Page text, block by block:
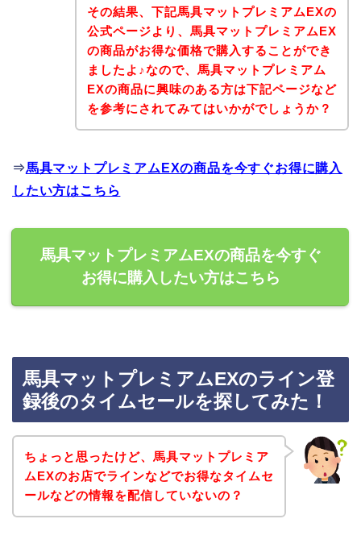
その結果、下記馬具マットプレミアムEXの
公式ページより、馬具マットプレミアムEX
の商品がお得な価格で購入することができ
ましたよ♪なので、馬具マットプレミアム
EXの商品に興味のある方は下記ページなど
を参考にされてみてはいかがでしょうか？
⇒馬具マットプレミアムEXの商品を今すぐお得に購入
したい方はこちら
馬具マットプレミアムEXの商品を今すぐ
お得に購入したい方はこちら
馬具マットプレミアムEXのライン登
録後のタイムセールを探してみた！
ちょっと思ったけど、馬具マットプレミア
ムEXのお店でラインなどでお得なタイムセ
ールなどの情報を配信していないの？